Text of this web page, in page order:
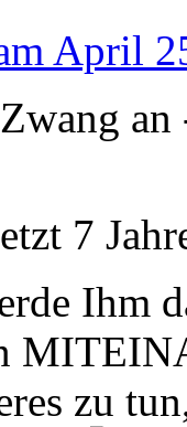
April
7
Ihm
zu